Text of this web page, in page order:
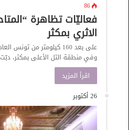
86
فعاليّات تظاهرة
الاثري بمكثر
على بعد 160 كيلومتر من
وفي منطقة التل الأعلى بمكثر، دبّت
اقرأ المزيد
26 أكتوبر